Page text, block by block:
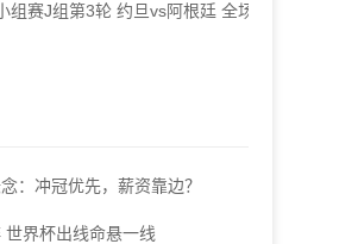
组赛J组第3轮 约旦vs阿根廷 全场录
：冲冠优先，薪资靠边？
界杯出线命悬一线